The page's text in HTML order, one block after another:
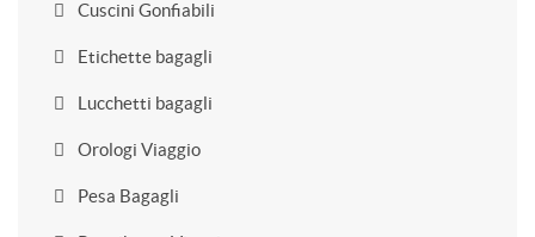
Cuscini Gonfiabili
Etichette bagagli
Lucchetti bagagli
Orologi Viaggio
Pesa Bagagli